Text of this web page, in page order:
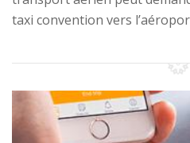
taxi convention vers